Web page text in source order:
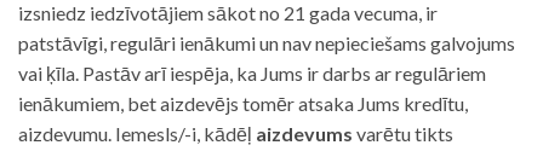
izsniedz iedzīvotājiem sākot no 21 gada vecuma, ir
patstāvīgi, regulāri ienākumi un nav nepieciešams galvojums
vai ķīla. Pastāv arī iespēja, ka Jums ir darbs ar regulāriem
ienākumiem, bet aizdevējs tomēr atsaka Jums kredītu,
aizdevumu. Iemesls/-i, kādēļ aizdevums varētu tikts